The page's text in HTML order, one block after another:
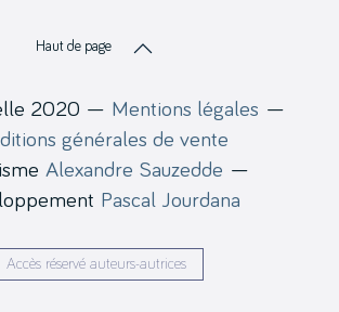
Haut de page
2020 — Mentions légales —
générales de vente
Alexandre Sauzedde —
Pascal Jourdana
Accès réservé auteurs-autrices